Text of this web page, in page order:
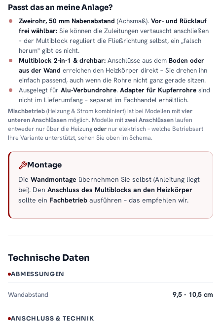
Passt das an meine Anlage?
Zweirohr, 50 mm Nabenabstand (Achsmaß). Vor- und Rücklauf
frei wählbar: Sie können die Zuleitungen vertauscht anschließen
– der Multiblock reguliert die Fließrichtung selbst, ein „falsch
herum" gibt es nicht.
Multiblock 2-in-1 & drehbar: Anschlüsse aus dem Boden oder
aus der Wand erreichen den Heizkörper direkt – Sie drehen ihn
einfach passend, auch wenn die Rohre nicht ganz gerade sitzen.
Ausgelegt für Alu-Verbundrohre. Adapter für Kupferrohre sind
nicht im Lieferumfang – separat im Fachhandel erhältlich.
Mischbetrieb(Heizung & Strom kombiniert) ist bei Modellen mitvier
unteren Anschlüssen möglich. Modelle mitzwei Anschlüssen laufen
entweder nur über die Heizungoder nur elektrisch – welche Betriebsart
Ihre Variante unterstützt, sehen Sie oben im Schema.
Montage
Die Wandmontage übernehmen Sie selbst (Anleitung liegt
bei). Den Anschluss des Multiblocks an den Heizkörper
sollte ein Fachbetrieb ausführen – das empfehlen wir.
Technische Daten
ABMESSUNGEN
Wandabstand 9,5 - 10,5 cm
ANSCHLUSS & TECHNIK